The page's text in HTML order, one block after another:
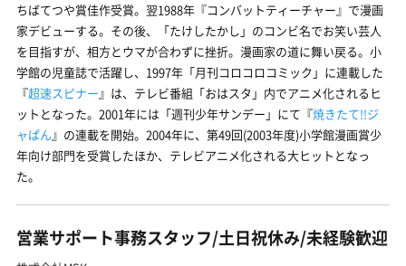
ちばてつや賞佳作受賞。翌1988年『コンバットティーチャー』で漫画
家デビューする。その後、「たけしたかし」のコンビ名でお笑い芸人
を目指すが、相方とウマが合わずに挫折。漫画家の道に舞い戻る。小
学館の児童誌で活躍し、1997年「月刊コロコロコミック」に連載した
『超速スピナー』は、テレビ番組「おはスタ」内でアニメ化されるヒ
ットとなった。2001年には「週刊少年サンデー」にて『焼きたて!!ジ
ャぱん』の連載を開始。2004年に、第49回(2003年度)小学館漫画賞少
年向け部門を受賞したほか、テレビアニメ化される大ヒットとなっ
た。
営業サポート事務スタッフ/土日祝休み/未経験歓迎